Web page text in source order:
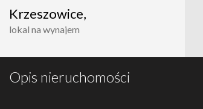
Krzeszowice,
lokal na wynajem
Opis nieruchomości